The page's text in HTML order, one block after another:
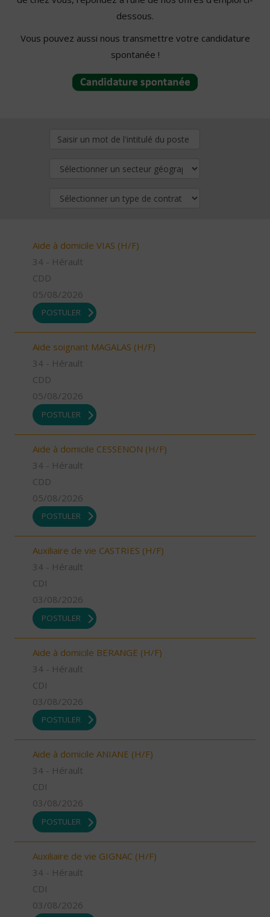
dessous.
Vous pouvez aussi nous transmettre votre candidature
spontanée !
Aide à domicile VIAS (H/F)
34 - Hérault
CDD
05/08/2026
POSTULER
Aide soignant MAGALAS (H/F)
34 - Hérault
CDD
05/08/2026
POSTULER
Aide à domicile CESSENON (H/F)
34 - Hérault
CDD
05/08/2026
POSTULER
Auxiliaire de vie CASTRIES (H/F)
34 - Hérault
CDI
03/08/2026
POSTULER
Aide à domicile BERANGE (H/F)
34 - Hérault
CDI
03/08/2026
POSTULER
Aide à domicile ANIANE (H/F)
34 - Hérault
CDI
03/08/2026
POSTULER
Auxiliaire de vie GIGNAC (H/F)
34 - Hérault
CDI
03/08/2026